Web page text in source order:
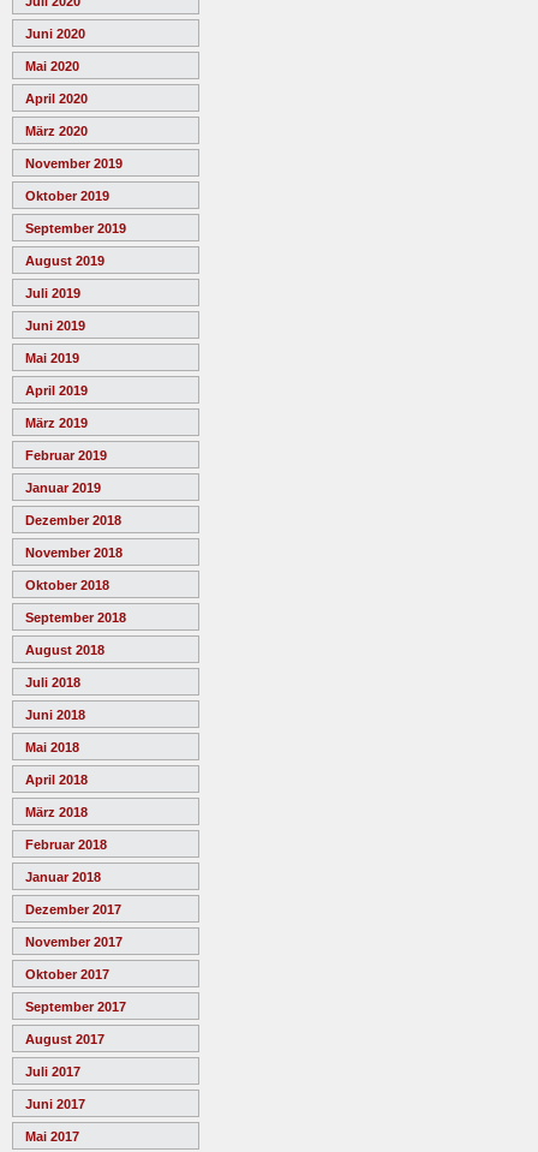
Juni 2020
Mai 2020
April 2020
März 2020
November 2019
Oktober 2019
September 2019
August 2019
Juli 2019
Juni 2019
Mai 2019
April 2019
März 2019
Februar 2019
Januar 2019
Dezember 2018
November 2018
Oktober 2018
September 2018
August 2018
Juli 2018
Juni 2018
Mai 2018
April 2018
März 2018
Februar 2018
Januar 2018
Dezember 2017
November 2017
Oktober 2017
September 2017
August 2017
Juli 2017
Juni 2017
Mai 2017